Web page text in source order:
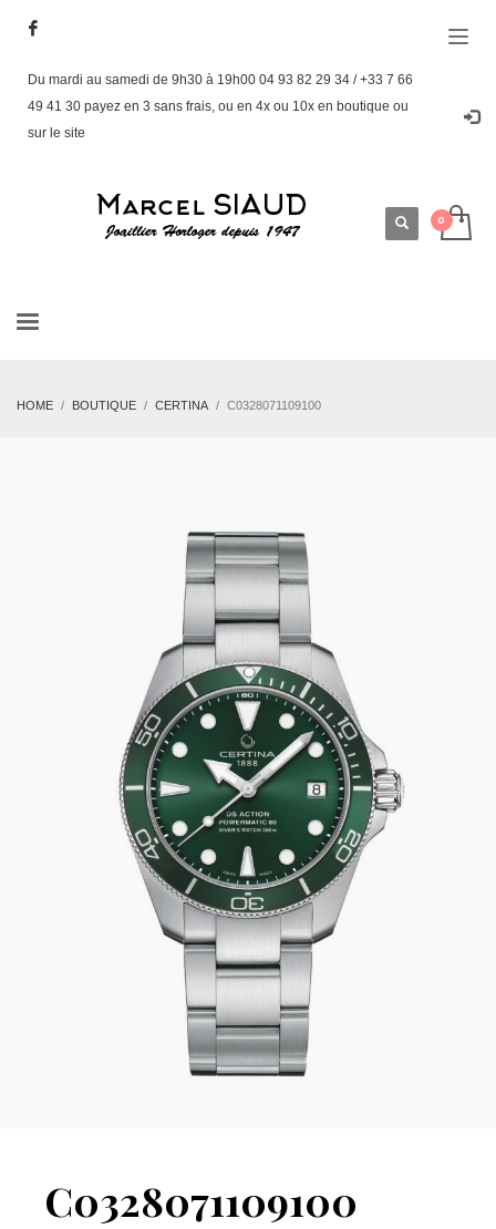
Du mardi au samedi de 9h30 à 19h00 04 93 82 29 34 / +33 7 66
49 41 30 payez en 3 sans frais, ou en 4x ou 10x en boutique ou
sur le site
HOME BOUTIQUE CERTINA C0328071109100
C0328071109100